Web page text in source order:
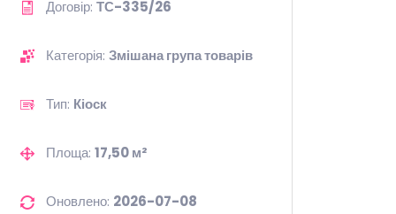
Договір: ТС-335/26
Категорія: Змішана група товарів
Тип: Кіоск
Площа: 17,50 м²
Оновлено: 2026-07-08